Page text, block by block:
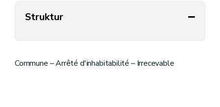
Struktur
Commune – Arrêté d'inhabitabilité – Irrecevable